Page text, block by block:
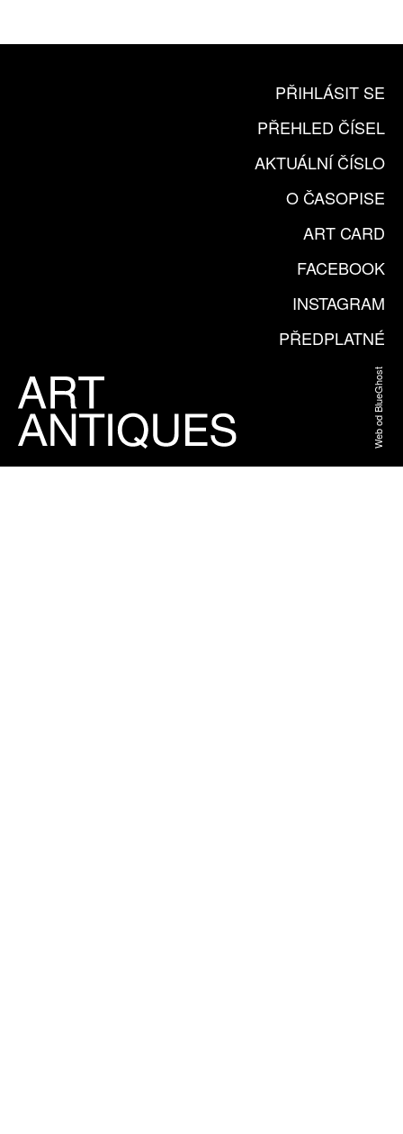
PŘIHLÁSIT SE
PŘEHLED ČÍSEL
AKTUÁLNÍ ČÍSLO
O ČASOPISE
ART CARD
FACEBOOK
INSTAGRAM
PŘEDPLATNÉ
Web od BlueGhost